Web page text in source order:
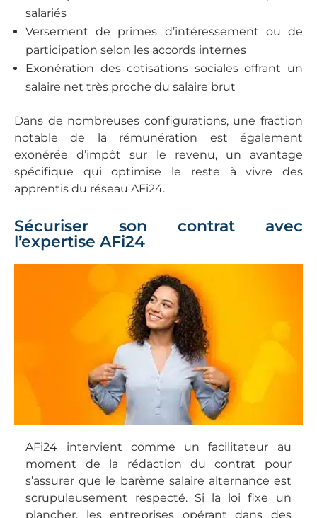
salariés
Versement de primes d’intéressement ou de
participation selon les accords internes
Exonération des cotisations sociales offrant un
salaire net très proche du salaire brut
Dans de nombreuses configurations, une fraction
notable de la rémunération est également
exonérée d’impôt sur le revenu, un avantage
spécifique qui optimise le reste à vivre des
apprentis du réseau AFi24.
Sécuriser son contrat avec
l’expertise AFi24
AFi24 intervient comme un facilitateur au
moment de la rédaction du contrat pour
s’assurer que le barème salaire alternance est
scrupuleusement respecté. Si la loi fixe un
plancher, les entreprises opérant dans des